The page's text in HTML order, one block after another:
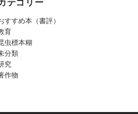
すすめ本（書評）
育
虫標本糊
分類
究
作物